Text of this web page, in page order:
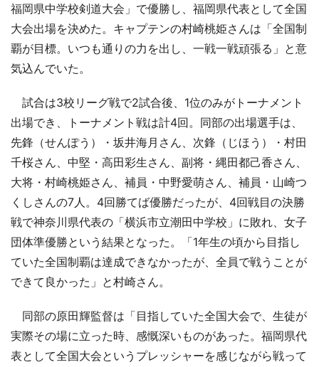
福岡県中学校剣道大会」で優勝し、福岡県代表として全国
大会出場を決めた。キャプテンの村崎桃姫さんは「全国制
覇が目標。いつも通りの力を出し、一戦一戦頑張る」と意
気込んでいた。
試合は3校リーグ戦で2試合後、1位のみがトーナメント
出場でき、トーナメント戦は計4回。同部の出場選手は、
先鋒（せんぽう）・坂井海月さん、次鋒（じほう）・村田
千桜さん、中堅・高田彩生さん、副将・縄田都己香さん、
大将・村崎桃姫さん、補員・中野愛萌さん、補員・山崎つ
くしさんの7人。4回勝てば優勝だったが、4回戦目の決勝
戦で神奈川県代表の「横浜市立潮田中学校」に敗れ、女子
団体準優勝という結果となった。「1年生の頃から目指し
ていた全国制覇は達成できなかったが、全員で戦うことが
できて良かった」と村崎さん。
同部の原田輝監督は「目指していた全国大会で、生徒が
実際その場に立った時、感慨深いものがあった。福岡県代
表として全国大会というプレッシャーを感じながら戦って